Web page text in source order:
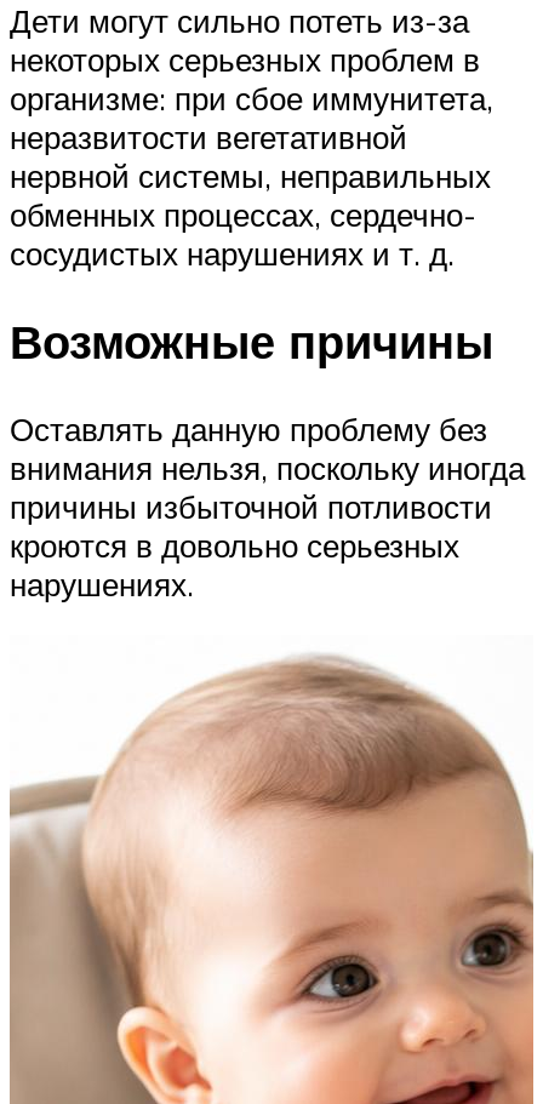
Дети могут сильно потеть из-за
некоторых серьезных проблем в
организме: при сбое иммунитета,
неразвитости вегетативной
нервной системы, неправильных
обменных процессах, сердечно-
сосудистых нарушениях и т. д.
Возможные причины
Оставлять данную проблему без
внимания нельзя, поскольку иногда
причины избыточной потливости
кроются в довольно серьезных
нарушениях.